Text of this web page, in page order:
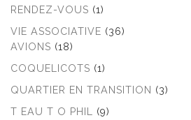
RENDEZ-VOUS (1)
VIE ASSOCIATIVE (36)
AVIONS (18)
COQUELICOTS (1)
QUARTIER EN TRANSITION (3)
T EAU T O PHIL
(9)